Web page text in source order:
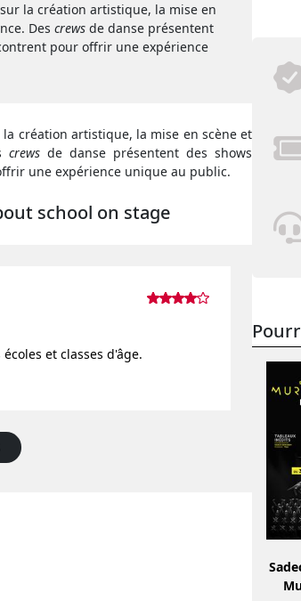
la création artistique, la mise en
Des crews de danse présentent
pour offrir une expérience
création artistique, la mise en scène et
crews de danse présentent des shows
une expérience unique au public.
school on stage
et classes d'âge.